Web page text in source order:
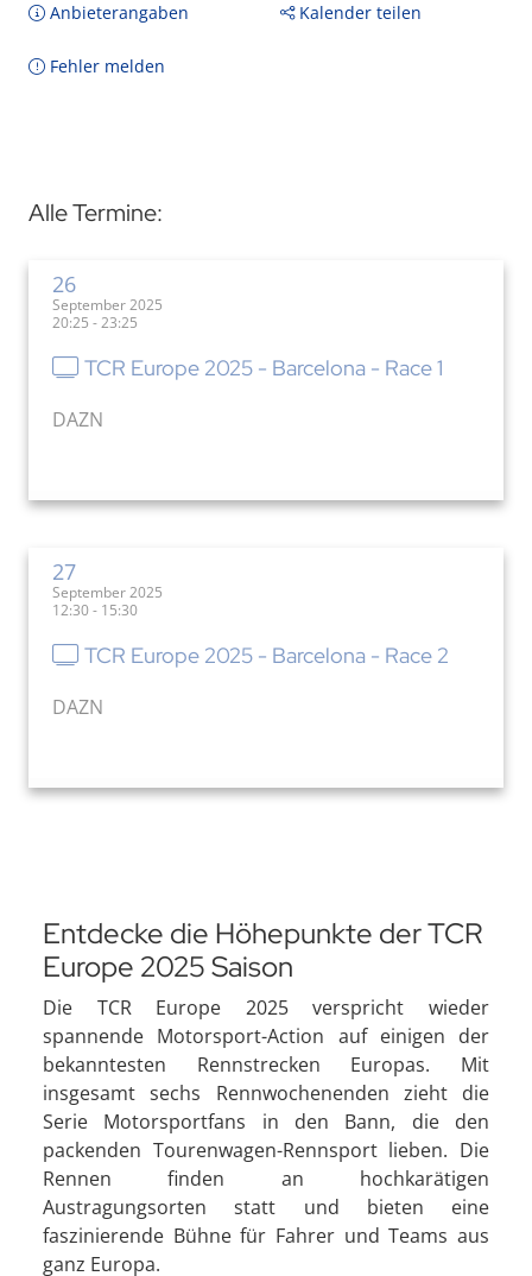
Anbieterangaben Kalender teilen
Fehler melden
Alle Termine:
26
September 2025
20:25 - 23:25
TCR Europe 2025 - Barcelona - Race 1
DAZN
27
September 2025
12:30 - 15:30
TCR Europe 2025 - Barcelona - Race 2
DAZN
Entdecke die Höhepunkte der TCR
Europe 2025 Saison
Die TCR Europe 2025 verspricht wieder
spannende Motorsport-Action auf einigen der
bekanntesten Rennstrecken Europas. Mit
insgesamt sechs Rennwochenenden zieht die
Serie Motorsportfans in den Bann, die den
packenden Tourenwagen-Rennsport lieben. Die
Rennen finden an hochkarätigen
Austragungsorten statt und bieten eine
faszinierende Bühne für Fahrer und Teams aus
ganz Europa.